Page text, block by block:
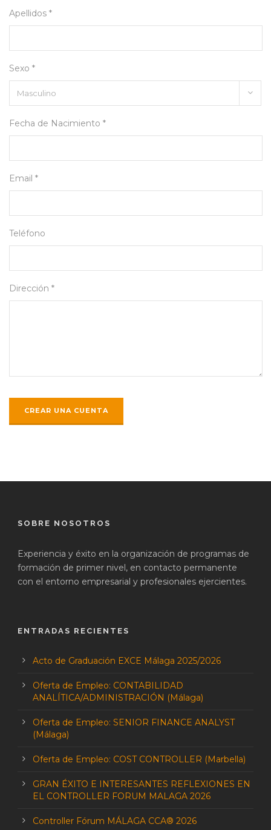
Apellidos *
Sexo *
Fecha de Nacimiento *
Email *
Teléfono
Dirección *
SOBRE NOSOTROS
Experiencia y éxito en la organización de programas de
formación de primer nivel, en contacto permanente
con el entorno empresarial y profesionales ejercientes.
ENTRADAS RECIENTES
Acto de Graduación EXCE Málaga 2025/2026
Oferta de Empleo: CONTABILIDAD
ANALÍTICA/ADMINISTRACIÓN (Málaga)
Oferta de Empleo: SENIOR FINANCE ANALYST
(Málaga)
Oferta de Empleo: COST CONTROLLER (Marbella)
GRAN ÉXITO E INTERESANTES REFLEXIONES EN
EL CONTROLLER FORUM MALAGA 2026
Controller Fórum MÁLAGA CCA® 2026